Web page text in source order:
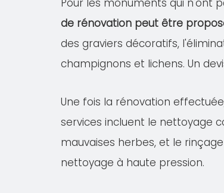
Pour les monuments qui n'ont
de rénovation peut être
des graviers décoratifs,
champignons et lichens. Un
Une fois la rénovation
services incluent le nettoyage
mauvaises herbes, et le
nettoyage à haute pression.